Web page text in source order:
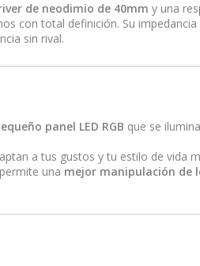
de neodimio de 40mm y una
con total definición. Su impedancia
sin rival.
panel LED RGB que se
a tus gustos y tu estilo de vida
una mejor manipulación de